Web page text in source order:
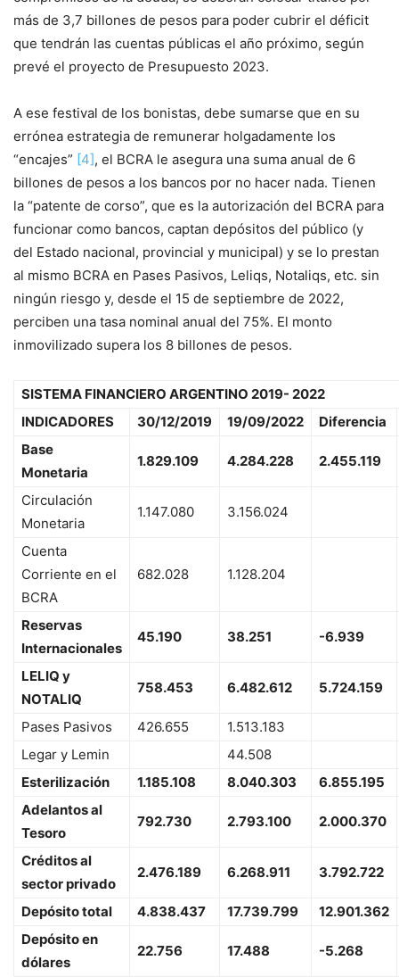
más de 3,7 billones de pesos para poder cubrir el déficit
que tendrán las cuentas públicas el año próximo, según
prevé el proyecto de Presupuesto 2023.
A ese festival de los bonistas, debe sumarse que en su
errónea estrategia de remunerar holgadamente los
“encajes” [4], el BCRA le asegura una suma anual de 6
billones de pesos a los bancos por no hacer nada. Tienen
la “patente de corso”, que es la autorización del BCRA para
funcionar como bancos, captan depósitos del público (y
del Estado nacional, provincial y municipal) y se lo prestan
al mismo BCRA en Pases Pasivos, Leliqs, Notaliqs, etc. sin
ningún riesgo y, desde el 15 de septiembre de 2022,
perciben una tasa nominal anual del 75%. El monto
inmovilizado supera los 8 billones de pesos.
SISTEMA FINANCIERO ARGENTINO 2019- 2022
INDICADORES
30/12/2019 19/09/2022
Diferencia
Base
Monetaria
1.829.109 4.284.228 2.455.119
Circulación
Monetaria
1.147.080 3.156.024
Cuenta
Corriente en el
BCRA
682.028 1.128.204
Reservas
Internacionales
45.190 38.251 -6.939
LELIQ y
NOTALIQ
758.453 6.482.612 5.724.159
Pases Pasivos 426.655
1.513.183
Legar y Lemin
44.508
Esterilización
1.185.108 8.040.303
6.855.195
Adelantos al
Tesoro
792.730 2.793.100 2.000.370
Créditos al
sector privado
2.476.189 6.268.911 3.792.722
Depósito total 4.838.437 17.739.799
12.901.362
Depósito en
dólares
22.756 17.488 -5.268